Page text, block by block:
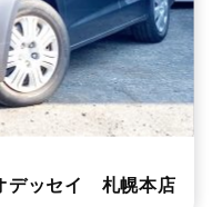
デッセイ 札幌本店